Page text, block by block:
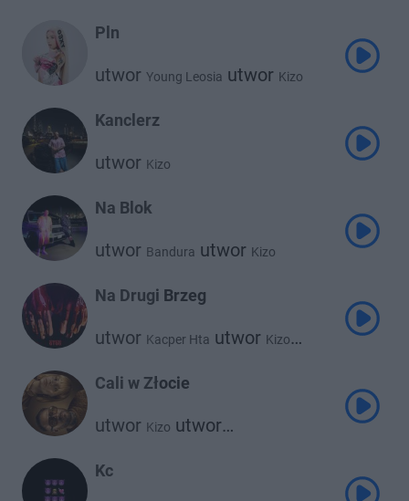
Pln
utwor Young Leosia utwor Kizo
Kanclerz
utwor Kizo
Na Blok
utwor Bandura utwor Kizo
Na Drugi Brzeg
utwor Kacper Hta utwor Kizo
Cali w Złocie
utwor Kizo utwor
Clearmind
Kc